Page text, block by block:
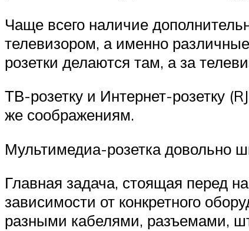
Чаще всего наличие
телевизором, а именно
розетки делаются там, а за
ТВ-розетку и Интернет-розетку
же соображениям.
Мультимедиа-розетка довольно
Главная задача, стоящая перед
зависимости от конкретного
разными кабелями, разъемами,